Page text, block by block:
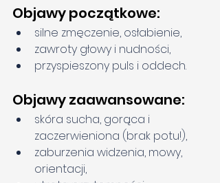
Objawy początkowe:
silne zmęczenie, osłabienie,
zawroty głowy i nudności,
przyspieszony puls i oddech.
Objawy zaawansowane:
skóra sucha, gorąca i
zaczerwieniona (brak potu!),
zaburzenia widzenia, mowy,
orientacji,